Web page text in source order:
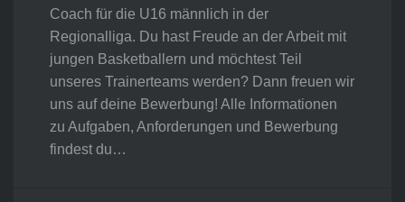
Coach für die U16 männlich in der
Regionalliga. Du hast Freude an der Arbeit mit
jungen Basketballern und möchtest Teil
unseres Trainerteams werden? Dann freuen wir
uns auf deine Bewerbung! Alle Informationen
zu Aufgaben, Anforderungen und Bewerbung
findest du…